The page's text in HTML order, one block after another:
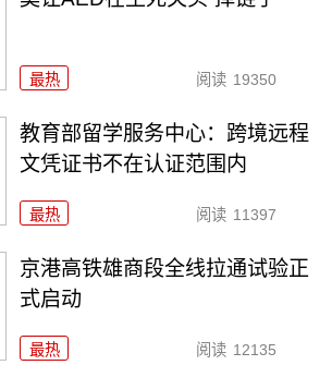
最热 阅读 19350
教育部留学服务中心：跨境远程
文凭证书不在认证范围内
最热 阅读 11397
京港高铁雄商段全线拉通试验正
式启动
最热 阅读 12135